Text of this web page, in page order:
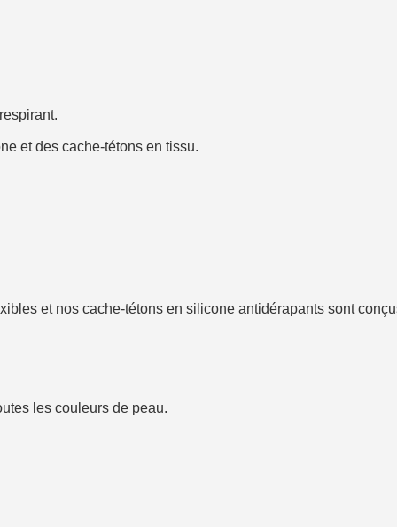
et des cache-tétons en tissu.
et nos cache-tétons en silicone antidérapants sont
les couleurs de peau.